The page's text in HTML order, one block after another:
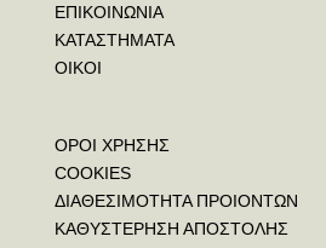
ΕΠΙΚΟΙΝΩΝΙΑ
ΚΑΤΑΣΤΗΜΑΤΑ
ΟΙΚΟΙ
ΟΡΟΙ ΧΡΗΣΗΣ
COOKIES
ΔΙΑΘΕΣΙΜΟΤΗΤΑ ΠΡΟΙΟΝΤΩΝ
ΚΑΘΥΣΤΕΡΗΣΗ ΑΠΟΣΤΟΛΗΣ